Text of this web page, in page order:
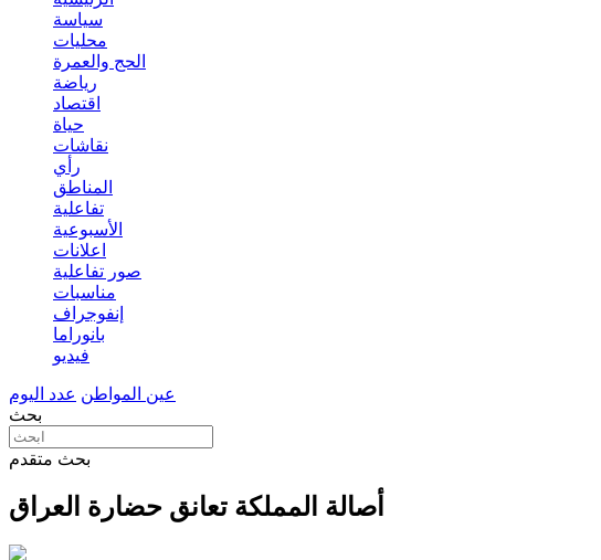
سياسة
محليات
الحج والعمرة
رياضة
اقتصاد
حياة
نقاشات
رأي
المناطق
تفاعلية
الأسبوعية
اعلانات
صور تفاعلية
مناسبات
إنفوجراف
بانوراما
فيديو
عين المواطن عدد اليوم
بحث
بحث متقدم
أصالة المملكة تعانق حضارة العراق